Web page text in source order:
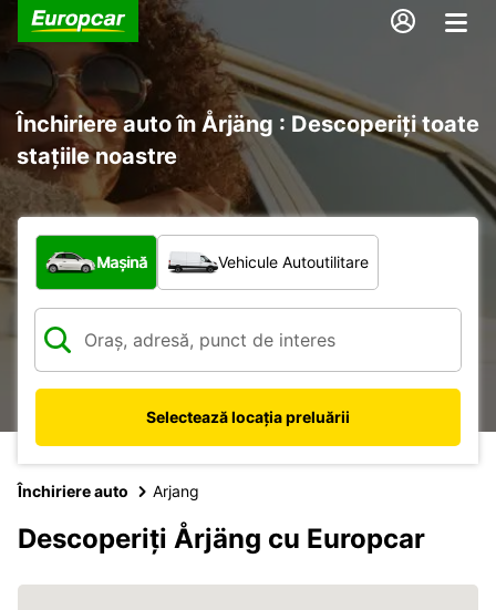
Închiriere auto în Årjäng : Descoperiți toate
stațiile noastre
Ce tip de vehicul?
Mașină Vehicule Autoutilitare
Selectează locația preluării
Închiriere auto Arjang
Descoperiți Årjäng cu Europcar